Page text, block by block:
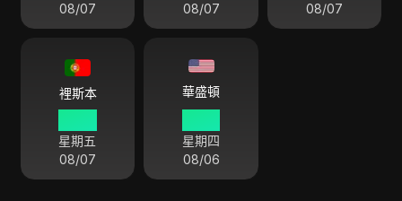
08/07
08/07
08/07
裡斯本
星期五
08/07
華盛頓
星期四
08/06